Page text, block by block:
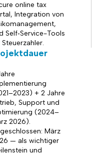
online tax
Integration von
Self‑Service-Tools
+ 2 Jahre
Support und
(2024–
2026).
März
— als wichtiger
und